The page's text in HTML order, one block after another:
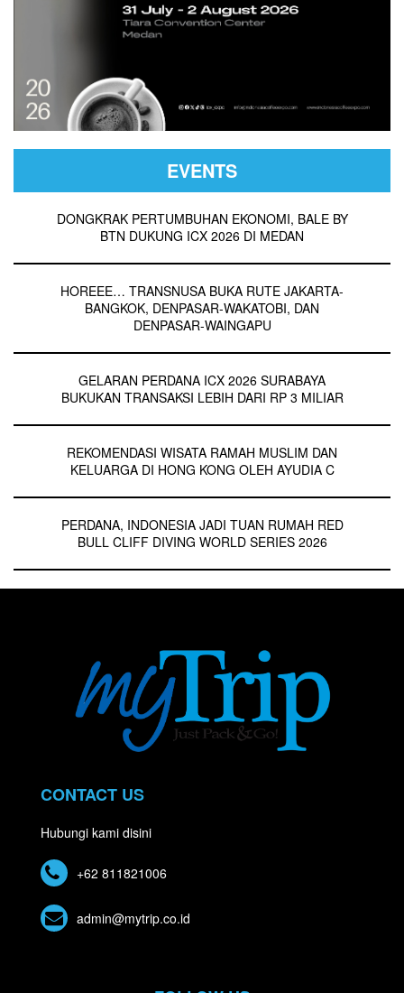
EVENTS
DONGKRAK PERTUMBUHAN EKONOMI, BALE BY
BTN DUKUNG ICX 2026 DI MEDAN
HOREEE… TRANSNUSA BUKA RUTE JAKARTA-
BANGKOK, DENPASAR-WAKATOBI, DAN
DENPASAR-WAINGAPU
GELARAN PERDANA ICX 2026 SURABAYA
BUKUKAN TRANSAKSI LEBIH DARI RP 3 MILIAR
REKOMENDASI WISATA RAMAH MUSLIM DAN
KELUARGA DI HONG KONG OLEH AYUDIA C
PERDANA, INDONESIA JADI TUAN RUMAH RED
BULL CLIFF DIVING WORLD SERIES 2026
CONTACT US
Hubungi kami disini
+62 811821006
admin@mytrip.co.id